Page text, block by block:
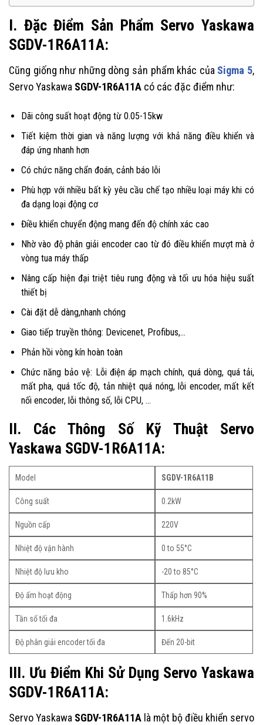
I. Đặc Điểm Sản Phẩm Servo Yaskawa
SGDV-1R6A11A:
Cũng giống như những dòng sản phẩm khác của Sigma 5,
Servo Yaskawa SGDV-1R6A11A có các đặc điểm như:
Dãi công suất hoạt động từ 0.05-15kw
Tiết kiệm thời gian và năng lượng với khả năng điều khiển và
đáp ứng nhanh hơn
Có chức năng chẩn đoán, cảnh báo lỗi
Phù hợp với nhiều bất kỳ yêu cầu chế tạo nhiều loại máy khi có
đa dạng loại động cơ
Điều khiển chuyển động mang đến độ chính xác cao
Nhờ vào độ phân giải encoder cao từ đó điều khiển mượt mà ở
vòng tua máy thấp
Nâng cấp hiện đại triệt tiêu rung động và tối ưu hóa hiệu suất
thiết bị
Cài đặt dễ dàng,nhanh chóng
Giao tiếp truyền thông: Devicenet, Profibus,…
Phản hồi vòng kín hoàn toàn
Chức năng bảo vệ: Lỗi điện áp mạch chính, quá dòng, quá tải,
mất pha, quá tốc độ, tản nhiệt quá nóng, lỗi encoder, mất kết
nối encoder, lỗi thông số, lỗi CPU, …
II. Các Thông Số Kỹ Thuật Servo
Yaskawa SGDV-1R6A11A:
Model SGDV-1R6A11B
Công suất 0.2kW
Nguồn cấp 220V
Nhiệt độ vận hành 0 to 55°C
Nhiệt độ lưu kho -20 to 85°C
Độ ẩm hoạt động Thấp hơn 90%
Tần số tối đa 1.6kHz
Độ phân giải encoder tối đa Đến 20-bit
III. Ưu Điểm Khi Sử Dụng Servo Yaskawa
SGDV-1R6A11A:
Servo Yaskawa SGDV-1R6A11A là một bộ điều khiển servo